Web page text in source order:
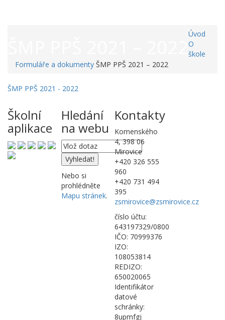
Úvod
O
škole
Formuláře a dokumenty ŠMP PPŠ 2021 – 2022
ŠMP PPŠ 2021 - 2022
Školní
aplikace
Hledání
na webu
Nebo si
prohlédněte
Mapu stránek.
Kontakty
Komenského
4, 398 06
Mirovice
+420 326 555
960
+420 731 494
395
zsmirovice@zsmirovice.cz
číslo účtu:
643197329/0800
IČO: 70999376
IZO:
108053814
REDIZO:
650020065
Identifikátor
datové
schránky:
8upmfgj